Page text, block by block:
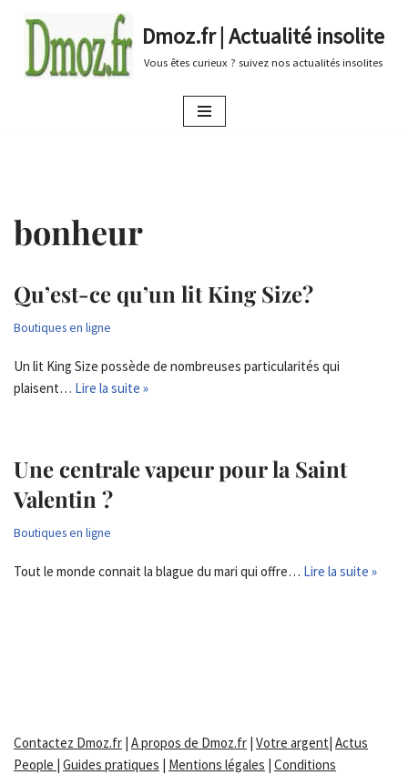
au
Dmoz.fr | Actualité insolite
Vous êtes curieux ? suivez nos actualités insolites
bonheur
Qu’est-ce qu’un lit King Size?
Boutiques en ligne
Un lit King Size possède de nombreuses particularités qui
plaisent… Lire la suite »
Une centrale vapeur pour la Saint
Valentin ?
Boutiques en ligne
Tout le monde connait la blague du mari qui offre… Lire la suite »
Contactez Dmoz.fr | A propos de Dmoz.fr | Votre argent| Actus
People | Guides pratiques | Mentions légales | Conditions